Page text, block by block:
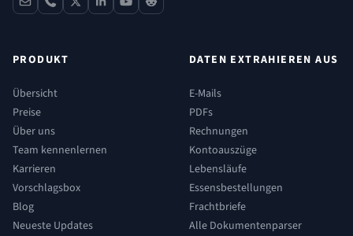
contactphone
x linkedinyoutube
reddit
PRODUKT
Übersicht
Preise
Über uns
Team kennenlernen
Karrieren
Vorschlagsbox
Blog
Neueste Updates
DATEN EXTRAHIEREN AUS
E-Mails
PDFs
Rechnungen
Kontoauszüge
Lebensläufe
Essensbestellungen
Frachtbriefe
Alle Dokumentenparser